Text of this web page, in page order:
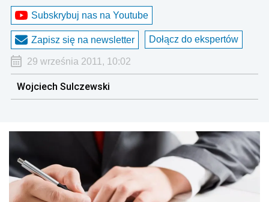
Subskrybuj nas na Youtube
Zapisz się na newsletter Dołącz do ekspertów
29 września 2011, 10:02
Wojciech Sulczewski